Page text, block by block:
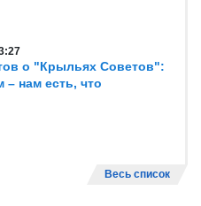
о "Крыльях Советов":
нам есть, что
Весь список